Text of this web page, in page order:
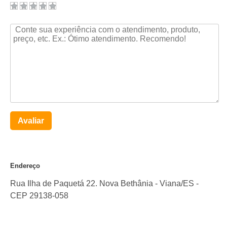
Avaliar
Endereço
Rua Ilha de Paquetá 22. Nova Bethânia - Viana/ES -
CEP 29138-058